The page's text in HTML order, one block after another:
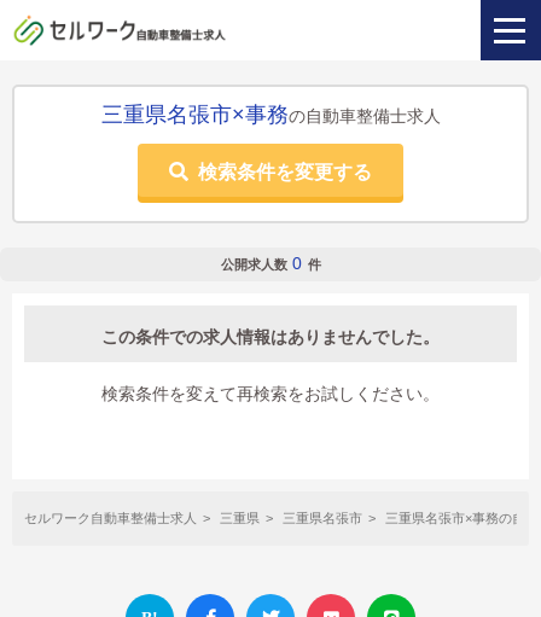
三重県名張市×事務の自動車整備士求人
検索条件を変更する
公開求人数 0 件
この条件での求人情報はありませんでした。
検索条件を変えて再検索をお試しください。
セルワーク自動車整備士求人 三重県 三重県名張市 三重県名張市×事務の自